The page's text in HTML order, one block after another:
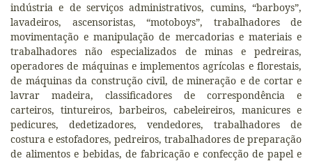
indústria e de serviços administrativos, cumins, “barboys”,
lavadeiros, ascensoristas, “motoboys”, trabalhadores de
movimentação e manipulação de mercadorias e materiais e
trabalhadores não especializados de minas e pedreiras,
operadores de máquinas e implementos agrícolas e florestais,
de máquinas da construção civil, de mineração e de cortar e
lavrar madeira, classificadores de correspondência e
carteiros, tintureiros, barbeiros, cabeleireiros, manicures e
pedicures, dedetizadores, vendedores, trabalhadores de
costura e estofadores, pedreiros, trabalhadores de preparação
de alimentos e bebidas, de fabricação e confecção de papel e